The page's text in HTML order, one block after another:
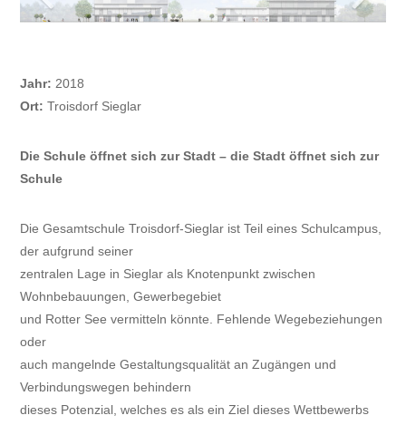
Jahr: 2018
Ort: Troisdorf Sieglar
Die Schule öffnet sich zur Stadt – die Stadt öffnet sich zur
Schule
Die Gesamtschule Troisdorf-Sieglar ist Teil eines Schulcampus,
der aufgrund seiner
zentralen Lage in Sieglar als Knotenpunkt zwischen
Wohnbebauungen, Gewerbegebiet
und Rotter See vermitteln könnte. Fehlende Wegebeziehungen
oder
auch mangelnde Gestaltungsqualität an Zugängen und
Verbindungswegen behindern
dieses Potenzial, welches es als ein Ziel dieses Wettbewerbs